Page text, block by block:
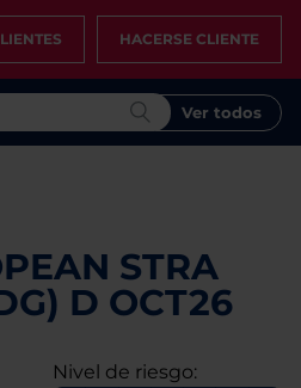
HACERSE CLIENTE
Ver todos
STRA
D OCT26
Nivel de riesgo: